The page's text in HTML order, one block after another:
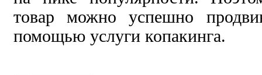
товар можно успешно
помощью услуги копакинга.